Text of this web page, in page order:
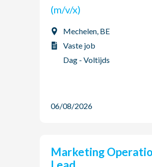
(m/v/x)
Mechelen, BE
Vaste job
Dag - Voltijds
06/08/2026
Marketing Operations